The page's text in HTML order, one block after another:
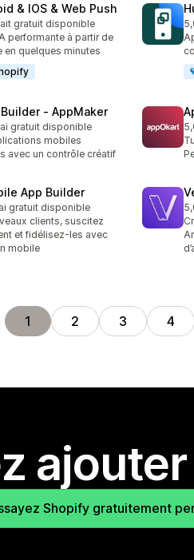
& IOS & Web Push
5 gratuit disponible
performante à partir de
en quelques minutes
‑ AppMaker
5gratuit disponible
mobiles
avec un contrôle créatif
App Builder
5gratuit disponible
clients, suscitez
et fidélisez-les avec
mobile
1 2 3 4
Shopify gratuitement